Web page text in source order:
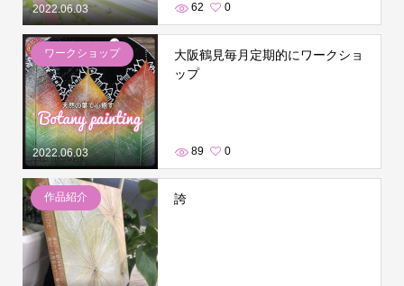
2022.06.03 62 0
2022.06.03
ワークショップ
大阪鶴見毎月定期的にワークショ
ップ
89 0
作品紹介 誇